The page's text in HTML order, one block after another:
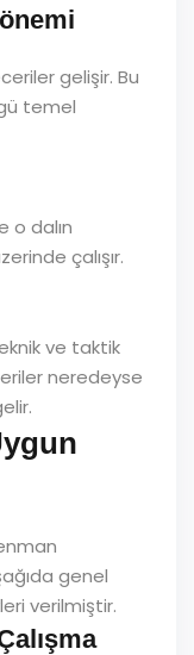
gelişir. Bu
temel
o dalın
çalışır.
ve taktik
neredeyse
genel
verilmiştir.